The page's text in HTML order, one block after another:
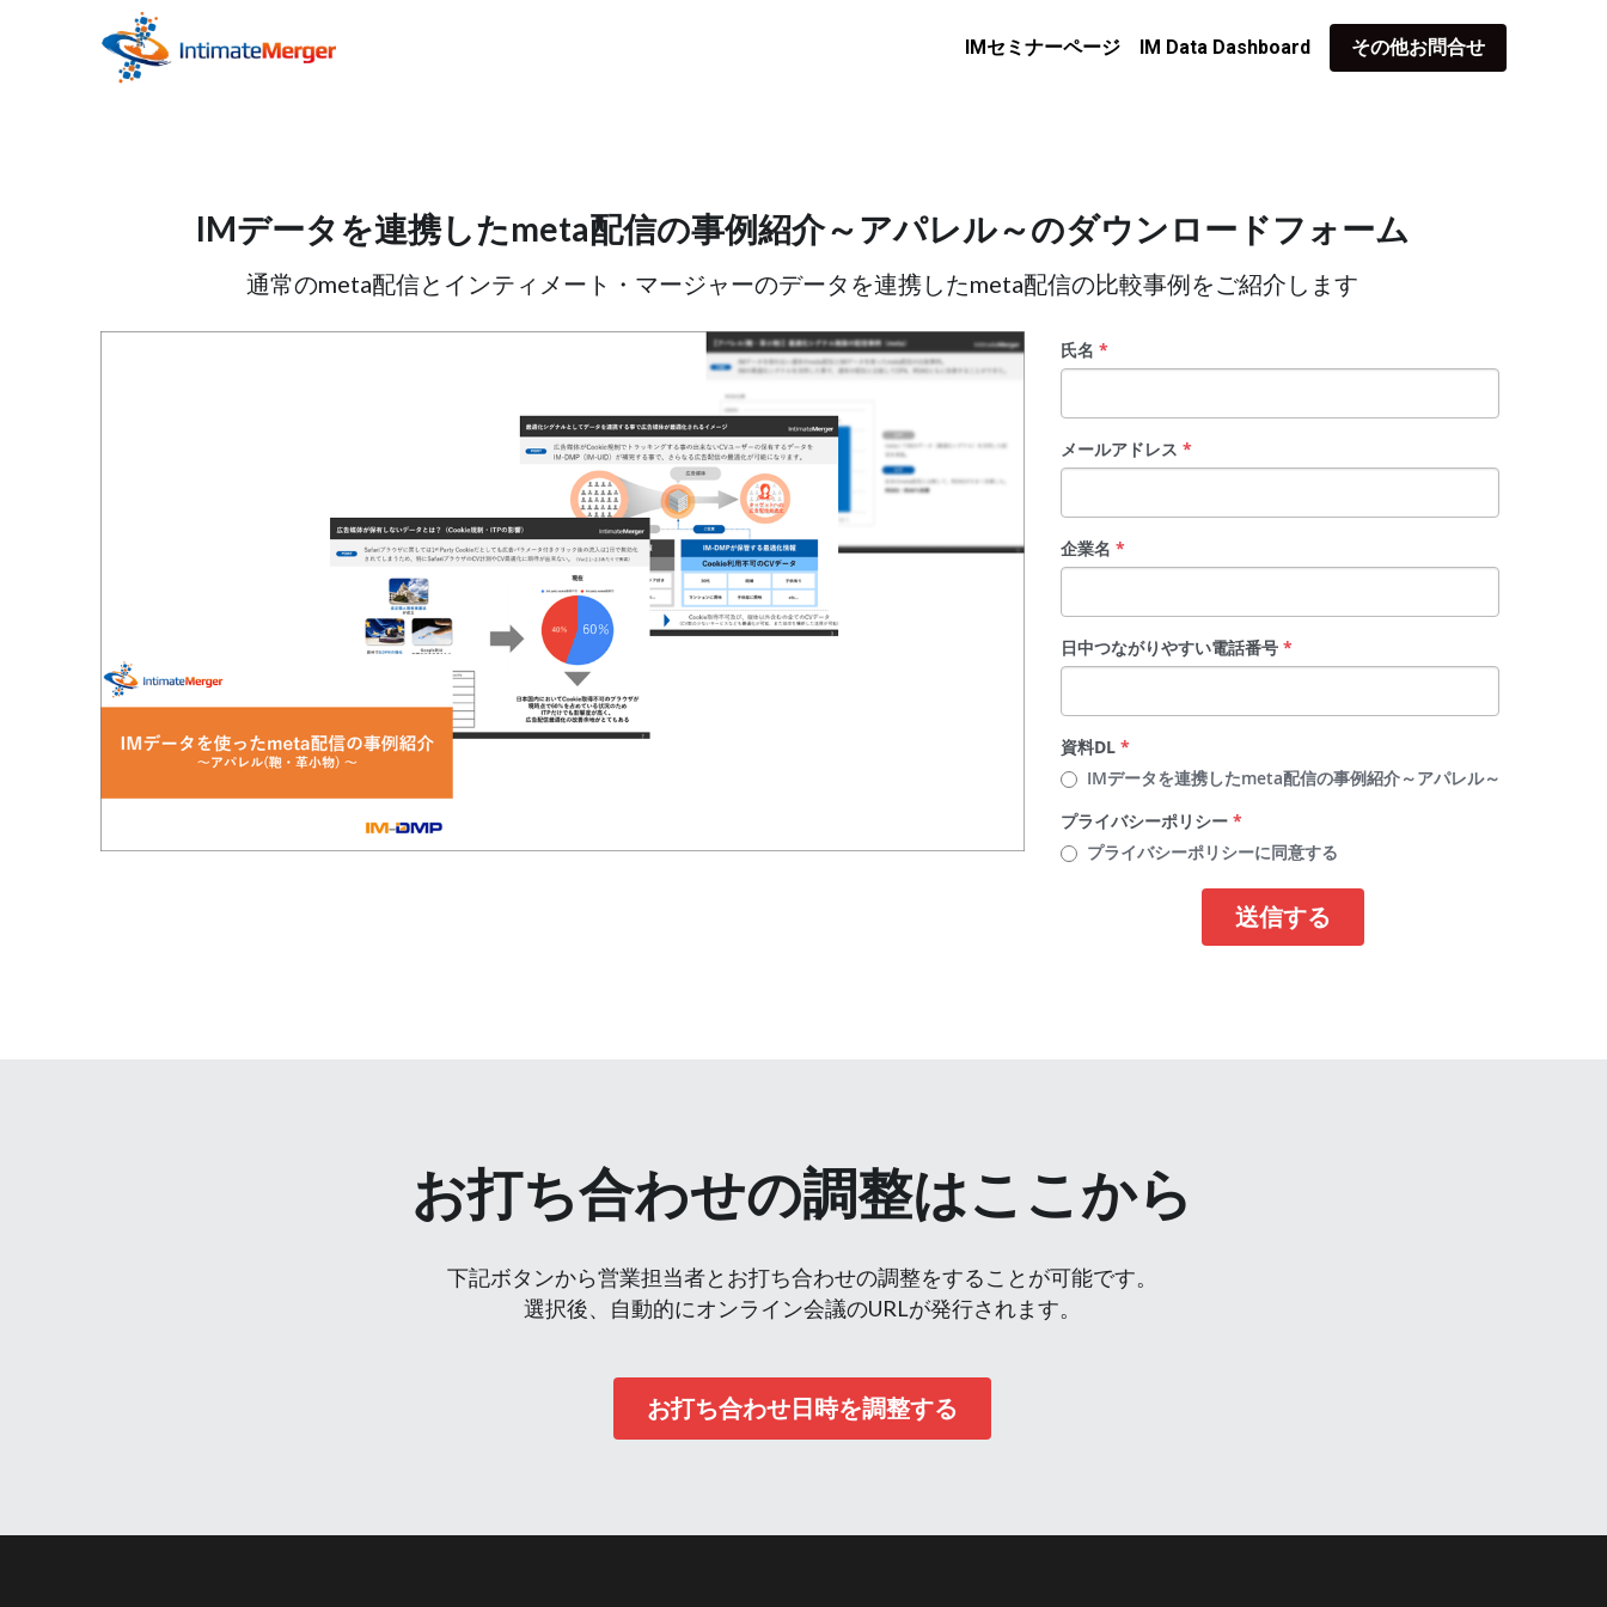
IMセミナーページ IM Data Dashboard その他お問合せ
IMデータを連携したmeta配信の事例紹介～アパレル～のダウンロードフォーム
通常のmeta配信とインティメート・マージャーのデータを連携したmeta配信の比較事例をご紹介します
氏名 *
メールアドレス *
企業名 *
日中つながりやすい電話番号 *
資料DL *
IMデータを連携したmeta配信の事例紹介～アパレル～
プライバシーポリシー *
プライバシーポリシーに同意する
送信する
お打ち合わせの調整はここから
下記ボタンから営業担当者とお打ち合わせの調整をすることが可能です。
選択後、自動的にオンライン会議のURLが発行されます。
お打ち合わせ日時を調整する